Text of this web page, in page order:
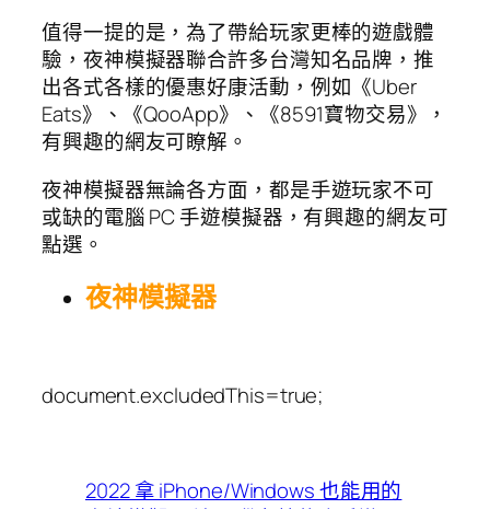
值得一提的是，為了帶給玩家更棒的遊戲體
驗，夜神模擬器聯合許多台灣知名品牌，推
出各式各樣的優惠好康活動，例如《Uber
Eats》、《QooApp》、《8591寶物交易》，
有興趣的網友可瞭解。
夜神模擬器無論各方面，都是手遊玩家不可
或缺的電腦 PC 手遊模擬器，有興趣的網友可
點選。
夜神模擬器
document.excludedThis=true;
2022 拿 iPhone/Windows 也能用的